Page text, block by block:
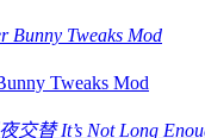
Tweaks Mod